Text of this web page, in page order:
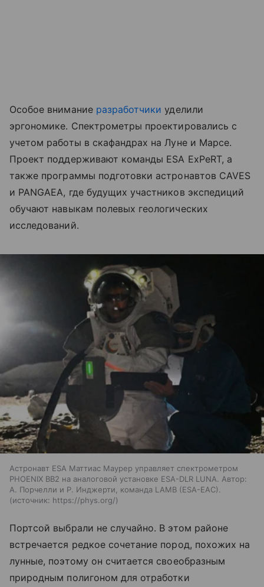
Особое внимание разработчики уделили
эргономике. Спектрометры проектировались с
учетом работы в скафандрах на Луне и Марсе.
Проект поддерживают команды ESA ExPeRT, а
также программы подготовки астронавтов CAVES
и PANGAEA, где будущих участников экспедиций
обучают навыкам полевых геологических
исследований.
Астронавт ESA Маттиас Маурер управляет спектрометром
PHOENIX BB2 на аналоговой установке ESA-DLR LUNA. Автор:
А. Порчелли и Р. Инджерти, команда LAMB (ESA-EAC).
источник: https://phys.org/
Портсой выбрали не случайно. В этом районе
встречается редкое сочетание пород, похожих на
лунные, поэтому он считается своеобразным
природным полигоном для отработки